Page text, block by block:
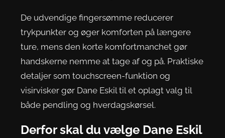
De udvendige fingersømme reducerer
trykpunkter og øger komforten på længere
ture, mens den korte komfortmanchet gør
handskerne nemme at tage af og på. Praktiske
detaljer som touchscreen-funktion og
visirvisker gør Dane Eskil til et oplagt valg til
både pendling og hverdagskørsel.
Derfor skal du vælge Dane Eskil